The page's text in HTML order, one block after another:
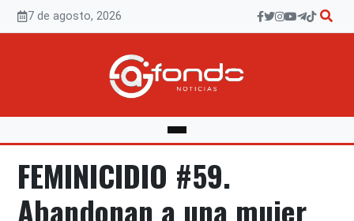
Saltar7 de agosto, 2026
FEMINICIDIO #59.
Abandonan a una mujer